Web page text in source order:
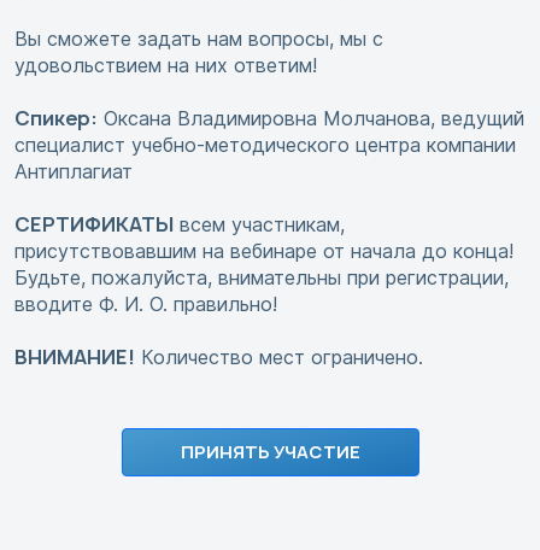
Вы сможете задать нам вопросы, мы с
удовольствием на них ответим!
Спикер: Оксана Владимировна Молчанова, ведущий
специалист учебно-методического центра компании
Антиплагиат
СЕРТИФИКАТЫ всем участникам,
присутствовавшим на вебинаре от начала до конца!
Будьте, пожалуйста, внимательны при регистрации,
вводите Ф. И. О. правильно!
ВНИМАНИЕ! Количество мест ограничено.
ПРИНЯТЬ УЧАСТИЕ